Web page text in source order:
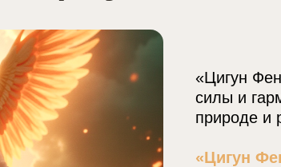
«Цигун
силы и
природе и
«Цигун